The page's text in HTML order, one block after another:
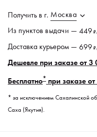
Получить в г. Москва
Из пунктов выдачи — 449₽
Доставка курьером — 699₽
Дешевле при заказе от 3
Бесплатно* при заказе
* за исключением Сахалинской
Саха (Якутия).